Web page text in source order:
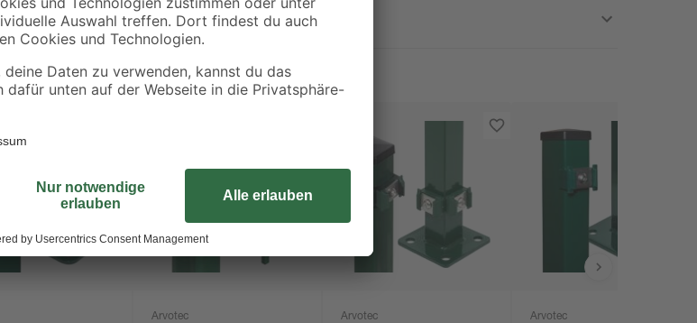
Arvotec Arvotec Arvotec